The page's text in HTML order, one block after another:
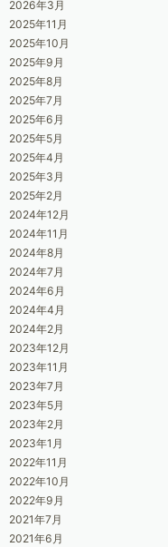
2026年3月
2025年11月
2025年10月
2025年9月
2025年8月
2025年7月
2025年6月
2025年5月
2025年4月
2025年3月
2025年2月
2024年12月
2024年11月
2024年8月
2024年7月
2024年6月
2024年4月
2024年2月
2023年12月
2023年11月
2023年7月
2023年5月
2023年2月
2023年1月
2022年11月
2022年10月
2022年9月
2021年7月
2021年6月